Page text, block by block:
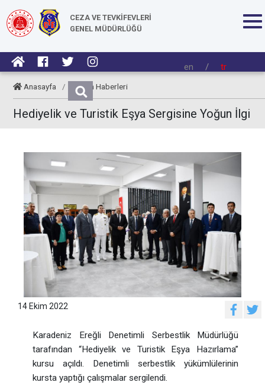
CEZA VE TEVKİFEVLERİ
GENEL MÜDÜRLÜĞÜ
en / tr
Anasayfa / Kurum Haberleri
Hediyelik ve Turistik Eşya Sergisine Yoğun İlgi
14 Ekim 2022
Karadeniz Ereğli Denetimli Serbestlik Müdürlüğü
tarafından “Hediyelik ve Turistik Eşya Hazırlama”
kursu açıldı. Denetimli serbestlik yükümlülerinin
kursta yaptığı çalışmalar sergilendi.